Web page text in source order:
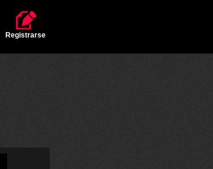
Registrarse